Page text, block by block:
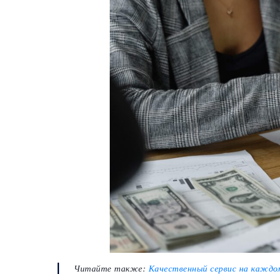
Читайте также: Качественный сервис на